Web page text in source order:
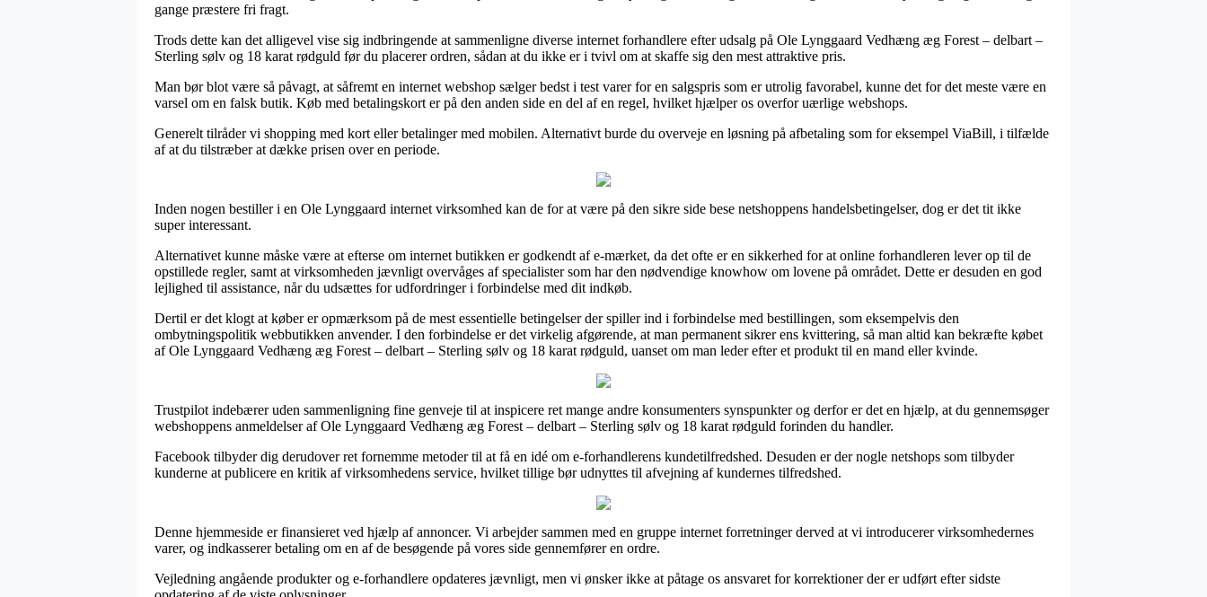
gange præstere fri fragt.
Trods dette kan det alligevel vise sig indbringende at sammenligne diverse internet forhandlere efter udsalg på Ole Lynggaard Vedhæng æg Forest – delbart –
Sterling sølv og 18 karat rødguld før du placerer ordren, sådan at du ikke er i tvivl om at skaffe sig den mest attraktive pris.
Man bør blot være så påvagt, at såfremt en internet webshop sælger bedst i test varer for en salgspris som er utrolig favorabel, kunne det for det meste være en
varsel om en falsk butik. Køb med betalingskort er på den anden side en del af en regel, hvilket hjælper os overfor uærlige webshops.
Generelt tilråder vi shopping med kort eller betalinger med mobilen. Alternativt burde du overveje en løsning på afbetaling som for eksempel ViaBill, i tilfælde
af at du tilstræber at dække prisen over en periode.
Inden nogen bestiller i en Ole Lynggaard internet virksomhed kan de for at være på den sikre side bese netshoppens handelsbetingelser, dog er det tit ikke
super interessant.
Alternativet kunne måske være at efterse om internet butikken er godkendt af e-mærket, da det ofte er en sikkerhed for at online forhandleren lever op til de
opstillede regler, samt at virksomheden jævnligt overvåges af specialister som har den nødvendige knowhow om lovene på området. Dette er desuden en god
lejlighed til assistance, når du udsættes for udfordringer i forbindelse med dit indkøb.
Dertil er det klogt at køber er opmærksom på de mest essentielle betingelser der spiller ind i forbindelse med bestillingen, som eksempelvis den
ombytningspolitik webbutikken anvender. I den forbindelse er det virkelig afgørende, at man permanent sikrer ens kvittering, så man altid kan bekræfte købet
af Ole Lynggaard Vedhæng æg Forest – delbart – Sterling sølv og 18 karat rødguld, uanset om man leder efter et produkt til en mand eller kvinde.
Trustpilot indebærer uden sammenligning fine genveje til at inspicere ret mange andre konsumenters synspunkter og derfor er det en hjælp, at du gennemsøger
webshoppens anmeldelser af Ole Lynggaard Vedhæng æg Forest – delbart – Sterling sølv og 18 karat rødguld forinden du handler.
Facebook tilbyder dig derudover ret fornemme metoder til at få en idé om e-forhandlerens kundetilfredshed. Desuden er der nogle netshops som tilbyder
kunderne at publicere en kritik af virksomhedens service, hvilket tillige bør udnyttes til afvejning af kundernes tilfredshed.
Denne hjemmeside er finansieret ved hjælp af annoncer. Vi arbejder sammen med en gruppe internet forretninger derved at vi introducerer virksomhedernes
varer, og indkasserer betaling om en af de besøgende på vores side gennemfører en ordre.
Vejledning angående produkter og e-forhandlere opdateres jævnligt, men vi ønsker ikke at påtage os ansvaret for korrektioner der er udført efter sidste